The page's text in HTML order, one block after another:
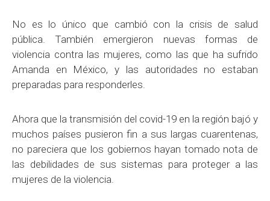
No es lo único que cambió con la crisis de salud
pública. También emergieron nuevas formas de
violencia contra las mujeres, como las que ha sufrido
Amanda en México, y las autoridades no estaban
preparadas para responderles.
Ahora que la transmisión del covid-19 en la región bajó y
muchos países pusieron fin a sus largas cuarentenas,
no pareciera que los gobiernos hayan tomado nota de
las debilidades de sus sistemas para proteger a las
mujeres de la violencia.